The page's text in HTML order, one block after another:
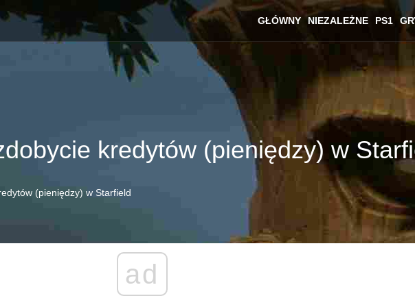
GŁÓWNY NIEZALEŻNE PS1
kredytów (pieniędzy) w
(pieniędzy) w Starfield
ad